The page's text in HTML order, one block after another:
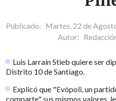
Publicado: Martes, 22 de
Autor:
Luis Larraín Stieb quiere ser
Distrito 10 de Santiago.
Explicó que "Evópoli, un
comparte" sus mismos valores,